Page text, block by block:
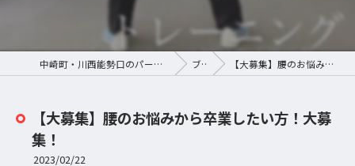
中崎町・川西能勢口のパーソナルジムなら | BTフィットネス ブログ 【大募集】腰のお悩みから卒業したい方！大募集！
【大募集】腰のお悩みから卒業したい方！大募
集！
2023/02/22